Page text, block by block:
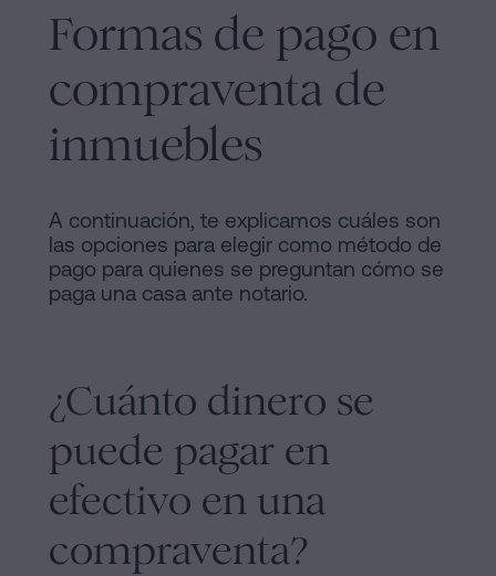
Editorial
Contenidos
Personalizar
Síguenos
redes
sociales
Contactar
Formas de pago en
compraventa de
inmuebles
A continuación, te explicamos cuáles son
las opciones para elegir como método de
pago para quienes se preguntan cómo se
paga una casa ante notario.
¿Cuánto dinero se
puede pagar en
efectivo en una
compraventa?